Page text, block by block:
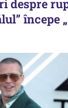
despre
începe